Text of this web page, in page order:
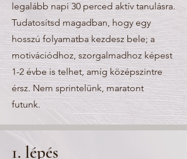
legalább napi 30 perced aktív tanulásra.
Tudatosítsd magadban, hogy egy
hosszú folyamatba kezdesz bele; a
motivációdhoz, szorgalmadhoz képest
1-2 évbe is telhet, amíg középszintre
érsz. Nem sprintelünk, maratont
futunk.
1. lépés